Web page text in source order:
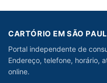
CARTÓRIO EM SÃO
Portal independente de
Endereço, telefone, horário,
online.